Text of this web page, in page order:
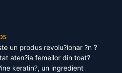
un produs revolu?ionar ?n ?
aten?ia femeilor din toat?
keratin?, un ingredient